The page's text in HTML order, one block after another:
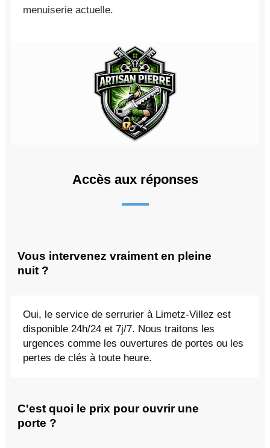
menuiserie actuelle.
Accès aux réponses
Vous intervenez vraiment en pleine
nuit ?
Oui, le service de serrurier à Limetz-Villez est
disponible 24h/24 et 7j/7. Nous traitons les
urgences comme les ouvertures de portes ou les
pertes de clés à toute heure.
C'est quoi le prix pour ouvrir une
porte ?